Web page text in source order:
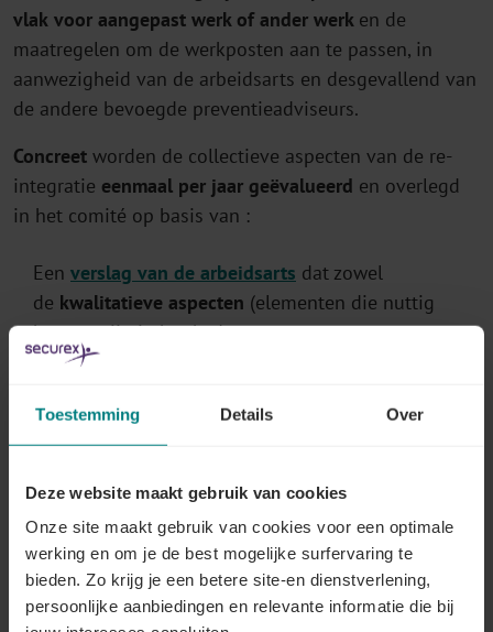
Toestemming Details Over
Deze website maakt gebruik van cookies
Onze site maakt gebruik van cookies voor een optimale
werking en om je de best mogelijke surfervaring te
bieden. Zo krijg je een betere site-en dienstverlening,
persoonlijke aanbiedingen en relevante informatie die bij
vlak voor aangepast werk of ander werk en de
maatregelen om de werkposten aan te passen, in
aanwezigheid van de arbeidsarts en desgevallend van
de andere bevoegde preventieadviseurs.
Concreet worden de collectieve aspecten van de re-
integratie eenmaal per jaar geëvalueerd en overlegd
in het comité op basis van :
Een verslag van de arbeidsarts dat zowel
de kwalitatieve aspecten (elementen die nuttig
kunnen zijn in het kader van een re-
integratiebeleid) als de
aanpassingen aan de werkpost en werkhervatting
na ziekte of ongeval, re-integratietrajecten, ...)
Informatie verstrekt door de werkgever
(geglobaliseerde en geanonimiseerde elementen uit
de re-integratieplannen en uit de gemotiveerde
verslagen)